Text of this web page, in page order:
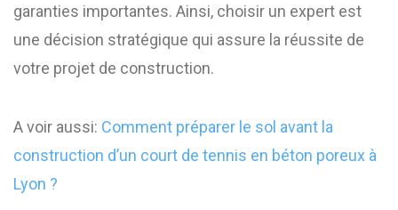
garanties importantes. Ainsi, choisir un expert est
une décision stratégique qui assure la réussite de
votre projet de construction.
A voir aussi: Comment préparer le sol avant la
construction d’un court de tennis en béton poreux à
Lyon ?